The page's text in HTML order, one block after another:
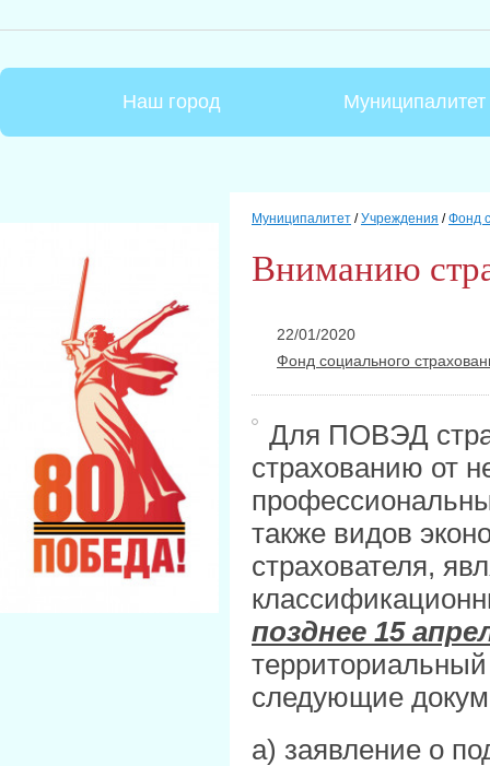
Наш город Муниципалитет
Муниципалитет /Учреждения /Фонд
Вниманию
22/01/2020
Фонд социального
Для ПОВЭД
страхованию от
также видов
страхователя,
позднее 15
следующие
а) заявление о